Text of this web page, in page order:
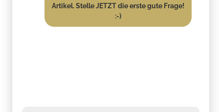
Artikel. Stelle JETZT die erste gute Frage!
:-)